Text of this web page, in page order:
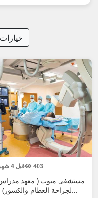
قبل 4 شهر 403
مستشفى ميوت ( معهد
لجراحة العظام والكسور)